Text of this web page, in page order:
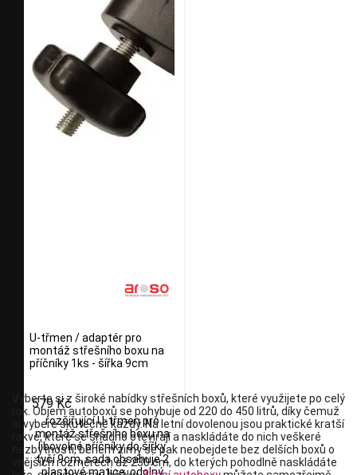
Vyberte si z široké nabídky střešních boxů, které využijete po celý
rok. Objem autoboxů se pohybuje od 220 do 450 litrů, díky čemuž
si vybere skutečně každý. Na letní dovolenou jsou praktické kratší
rakve, které se snadno otevírají a naskládáte do nich veškeré
nezbytnosti, během zimy se pak neobejdete bez delších boxů o
vnějších rozměrech až 230 cm, do kterých pohodlně naskládáte
U-třmen / adaptér pro
montáž střešního boxu na
příčníky 1ks - šířka 9cm
579 Kč
rozšiřující U-třmen pro
montáž střešního boxu na
libovolné příčníky do šířky
tyčí 9cm, sada obsahuje 2
plastové matice, odolný